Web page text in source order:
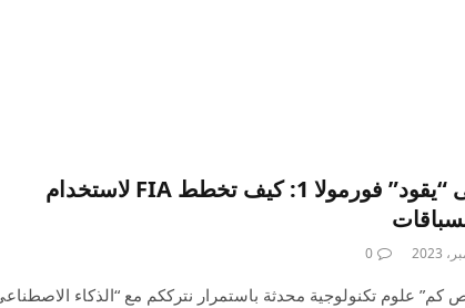
الذكاء الاصطناعى “يقود” فورمولا 1: كيف تخطط FIA لاستخدام
0
كم” علوم تكنولوجية محدثة باستمرار نترككم مع “الذكاء